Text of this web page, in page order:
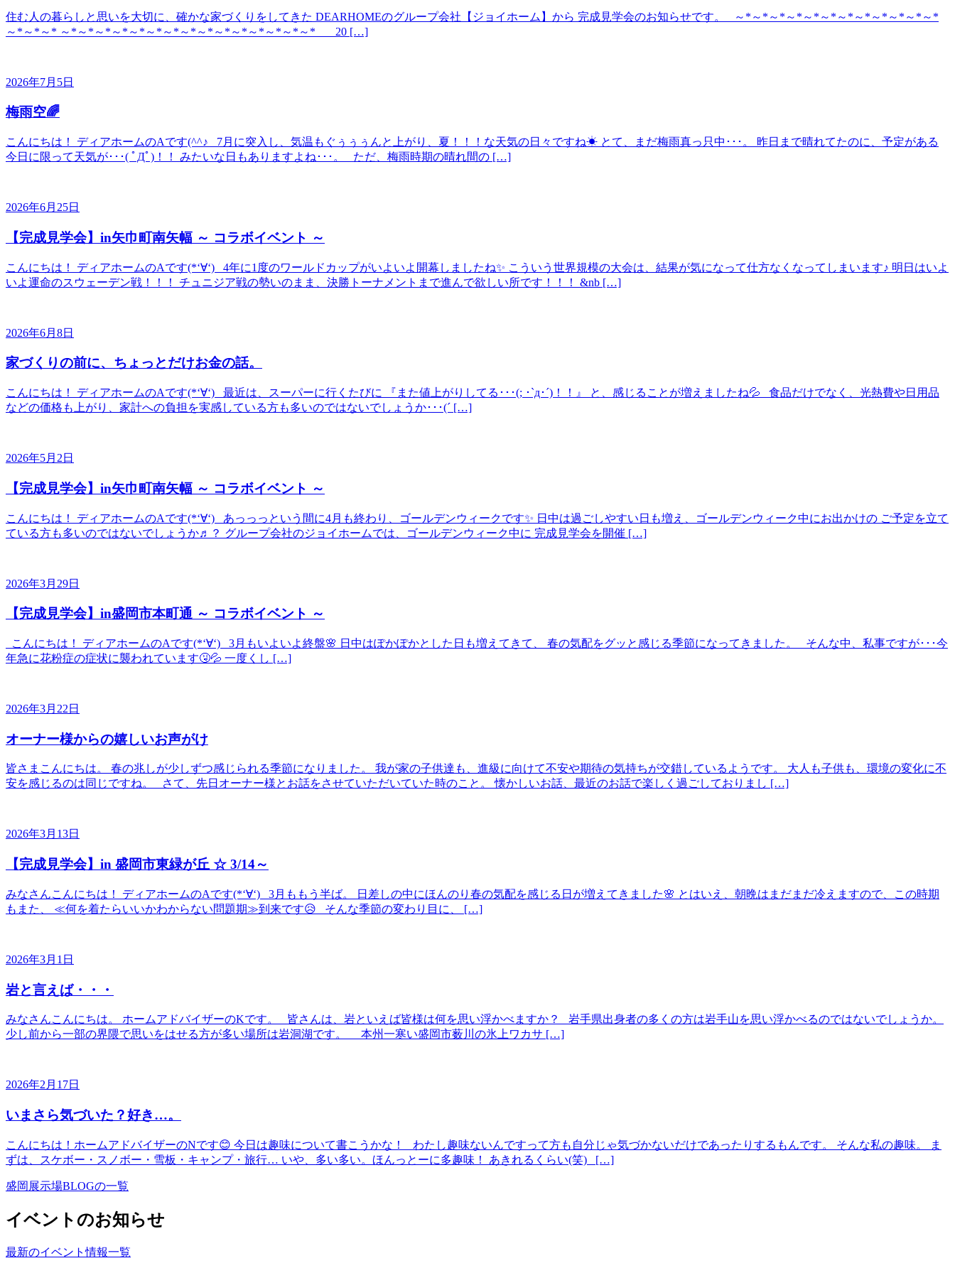
住む人の暮らしと思いを大切に、確かな家づくりをしてきた DEARHOMEのグループ会社【ジョイホーム】から 完成見学会のお知らせです。 ～*～*～*～*～*～*～*～*～*～*～*～*
～*～*～* ～*～*～*～*～*～*～*～*～*～*～*～*～*～*～* 20 […]
2026年7月5日
梅雨空🌈
こんにちは！ ディアホームのAです(^^♪ 7月に突入し、気温もぐぅぅぅんと上がり、夏！！！な天気の日々ですね☀ とて、まだ梅雨真っ只中･･･。 昨日まで晴れてたのに、予定がある
今日に限って天気が･･･( ﾟДﾟ)！！ みたいな日もありますよね･･･。 ただ、梅雨時期の晴れ間の […]
2026年6月25日
【完成見学会】in矢巾町南矢幅 ～ コラボイベント ～
こんにちは！ ディアホームのAです(*‘∀‘) 4年に1度のワールドカップがいよいよ開幕しましたね✨ こういう世界規模の大会は、結果が気になって仕方なくなってしまいます♪ 明日はいよ
いよ運命のスウェーデン戦！！！ チュニジア戦の勢いのまま、決勝トーナメントまで進んで欲しい所です！！！ &nb […]
2026年6月8日
家づくりの前に、ちょっとだけお金の話。
こんにちは！ ディアホームのAです(*‘∀‘) 最近は、スーパーに行くたびに 『また値上がりしてる･･･(; ･`д･´)！！』 と、感じることが増えましたね💦 食品だけでなく、光熱費や日用品
などの価格も上がり、家計への負担を実感している方も多いのではないでしょうか･･･(´ […]
2026年5月2日
【完成見学会】in矢巾町南矢幅 ～ コラボイベント ～
こんにちは！ ディアホームのAです(*‘∀‘) あっっっという間に4月も終わり、ゴールデンウィークです✨ 日中は過ごしやすい日も増え、ゴールデンウィーク中にお出かけの ご予定を立て
ている方も多いのではないでしょうか♬？ グループ会社のジョイホームでは、ゴールデンウィーク中に 完成見学会を開催 […]
2026年3月29日
【完成見学会】in盛岡市本町通 ～ コラボイベント ～
こんにちは！ ディアホームのAです(*‘∀‘) 3月もいよいよ終盤🌸 日中はぽかぽかとした日も増えてきて、 春の気配をグッと感じる季節になってきました。 そんな中、私事ですが･･･今
年急に花粉症の症状に襲われています🤧💦 一度くし […]
2026年3月22日
オーナー様からの嬉しいお声がけ
皆さまこんにちは。 春の兆しが少しずつ感じられる季節になりました。 我が家の子供達も、進級に向けて不安や期待の気持ちが交錯しているようです。 大人も子供も、環境の変化に不
安を感じるのは同じですね。 さて、先日オーナー様とお話をさせていただいていた時のこと。 懐かしいお話、最近のお話で楽しく過ごしておりまし […]
2026年3月13日
【完成見学会】in 盛岡市東緑が丘 ☆ 3/14～
みなさんこんにちは！ ディアホームのAです(*‘∀‘) 3月ももう半ば。 日差しの中にほんのり春の気配を感じる日が増えてきました🌸 とはいえ、朝晩はまだまだ冷えますので、この時期
もまた、 ≪何を着たらいいかわからない問題期≫到来です😥 そんな季節の変わり目に、 […]
2026年3月1日
岩と言えば・・・
みなさんこんにちは。 ホームアドバイザーのKです。 皆さんは、岩といえば皆様は何を思い浮かべますか？ 岩手県出身者の多くの方は岩手山を思い浮かべるのではないでしょうか。
少し前から一部の界隈で思いをはせる方が多い場所は岩洞湖です。 本州一寒い盛岡市薮川の氷上ワカサ […]
2026年2月17日
いまさら気づいた？好き…。
こんにちは！ホームアドバイザーのNです😊 今日は趣味について書こうかな！ わたし趣味ないんですって方も自分じゃ気づかないだけであったりするもんです。 そんな私の趣味。 ま
ずは、スケボー・スノボー・雪板・キャンプ・旅行… いや、多い多い。ほんっとーに多趣味！ あきれるくらい(笑) […]
盛岡展示場BLOGの一覧
イベントのお知らせ
最新のイベント情報一覧